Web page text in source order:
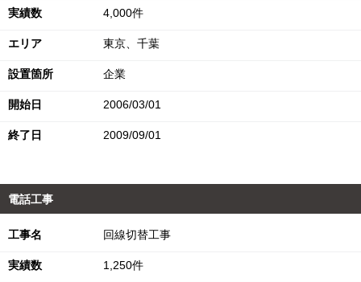
実績数 4,000件
エリア 東京、千葉
設置箇所 企業
開始日 2006/03/01
終了日 2009/09/01
電話工事
工事名 回線切替工事
実績数 1,250件